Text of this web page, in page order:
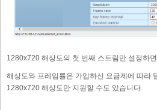
1280x720 해상도의 첫 번째 스트림만 설정하
해상도와 프레임률은 가입하신 요금제에 따라
1280x720 해상도만 지원할 수도 있습니다.